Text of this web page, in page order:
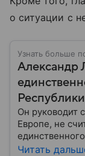
о ситуации с
Узнать больше
Александр
Он руководит
Европе, не
Александра
Читать